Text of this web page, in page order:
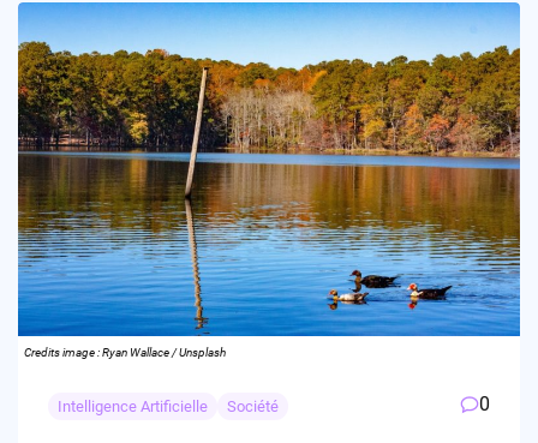
Credits image : Ryan Wallace / Unsplash
Intelligence Artificielle Société 0